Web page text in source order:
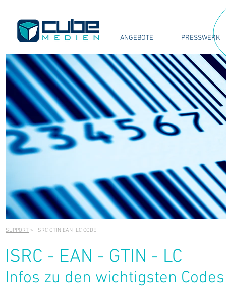
ANGEBOTE PRESSWERK
SUPPORT > ISRC GTIN EAN LC CODE
ISRC - EAN - GTIN - LC
Infos zu den wichtigsten Codes